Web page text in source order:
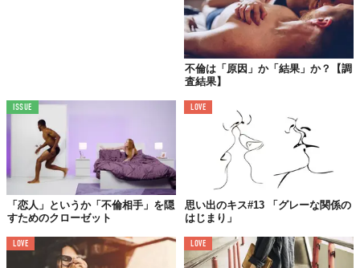
不倫は「原因」か「結果」か？【調
査結果】
ISSUE
「恋人」というか「不倫相手」を隠
すためのクローゼット
LOVE
思い出のキス#13 「グレーな関係の
はじまり」
LOVE LOVE